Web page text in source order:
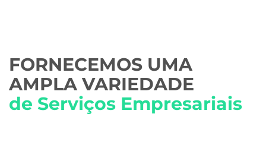
FORNECEMOS UMA
AMPLA VARIEDADE
de Serviços Empresariais